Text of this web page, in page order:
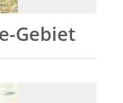
Gebiet